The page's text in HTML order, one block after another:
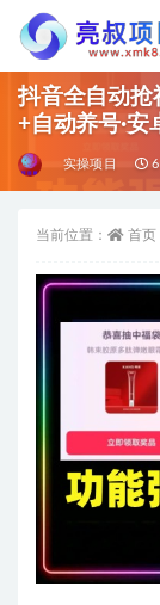
抖音全自动抢
+自动养号·安
实操项目
当前位置： 首页